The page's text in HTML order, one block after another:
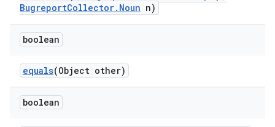
BugreportCollector. Noun n)
boolean
equals(Object other)
boolean